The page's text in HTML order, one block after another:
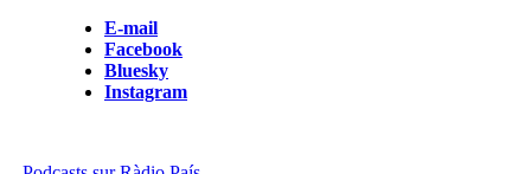
E-mail
Facebook
Bluesky
Instagram